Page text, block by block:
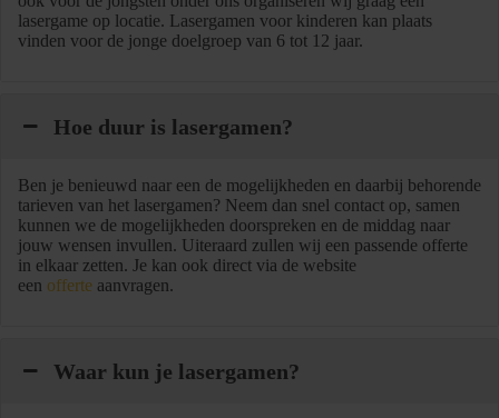
lasergame op locatie. Lasergamen voor kinderen kan plaats
vinden voor de jonge doelgroep van 6 tot 12 jaar.
Hoe duur is lasergamen?
Ben je benieuwd naar een de mogelijkheden en daarbij behorende
tarieven van het lasergamen? Neem dan snel contact op, samen
kunnen we de mogelijkheden doorspreken en de middag naar
jouw wensen invullen. Uiteraard zullen wij een passende offerte
in elkaar zetten. Je kan ook direct via de website
een offerte aanvragen.
Waar kun je lasergamen?